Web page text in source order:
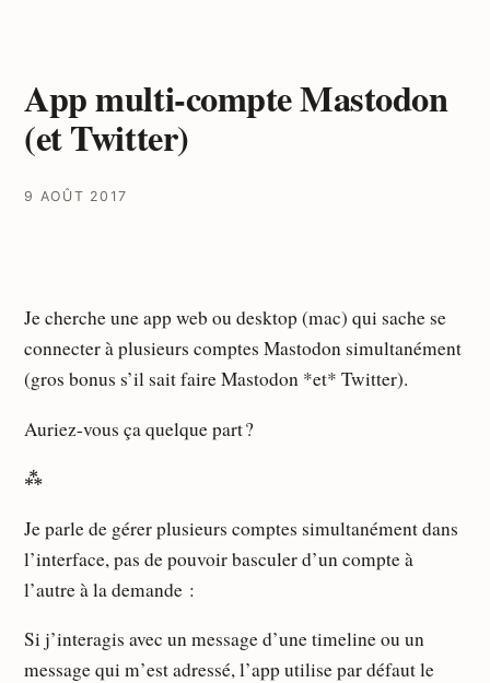
App multi-compte Mastodon
(et Twitter)
9 AOÛT 2017
Je cherche une app web ou desktop (mac) qui sache se
connecter à plusieurs comptes Mastodon simultanément
(gros bonus s’il sait faire Mastodon *et* Twitter).
Auriez-vous ça quelque part ?
⁂
Je parle de gérer plusieurs comptes simultanément dans
l’interface, pas de pouvoir basculer d’un compte à
l’autre à la demande :
Si j’interagis avec un message d’une timeline ou un
message qui m’est adressé, l’app utilise par défaut le